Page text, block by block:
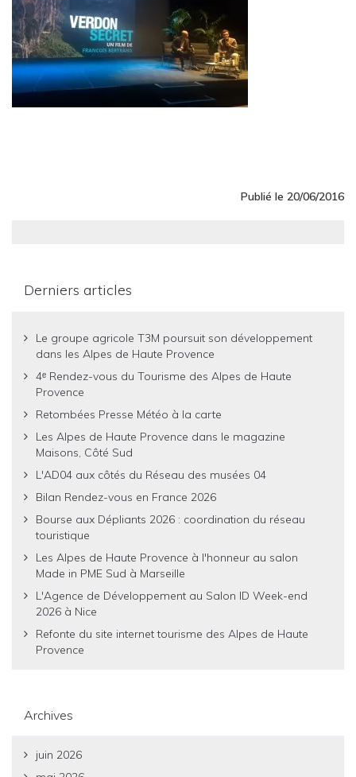
Publié le 20/06/2016
Derniers articles
Le groupe agricole T3M poursuit son développement
dans les Alpes de Haute Provence
4ᵉ Rendez-vous du Tourisme des Alpes de Haute
Provence
Retombées Presse Météo à la carte
Les Alpes de Haute Provence dans le magazine
Maisons, Côté Sud
L'AD04 aux côtés du Réseau des musées 04
Bilan Rendez-vous en France 2026
Bourse aux Dépliants 2026 : coordination du réseau
touristique
Les Alpes de Haute Provence à l'honneur au salon
Made in PME Sud à Marseille
L'Agence de Développement au Salon ID Week-end
2026 à Nice
Refonte du site internet tourisme des Alpes de Haute
Provence
Archives
juin 2026